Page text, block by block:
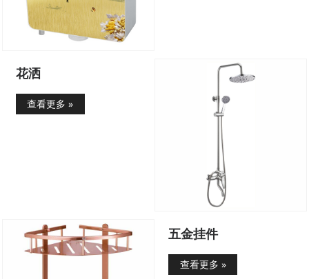
花洒
查看更多 »
五金挂件
查看更多 »